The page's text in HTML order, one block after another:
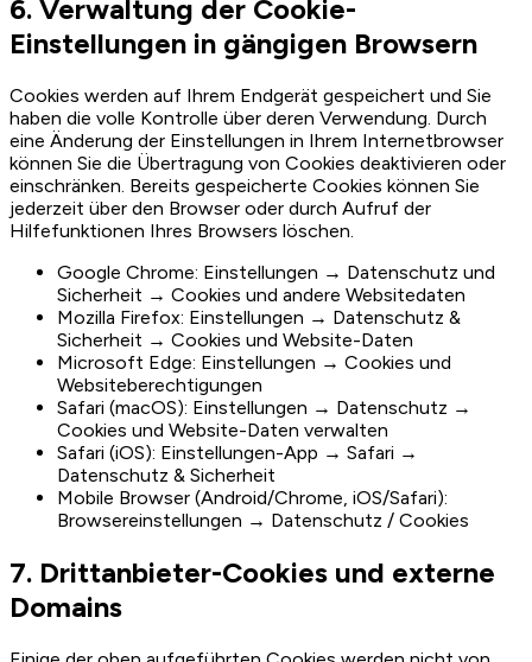
6. Verwaltung der Cookie-
Einstellungen in gängigen Browsern
Cookies werden auf Ihrem Endgerät gespeichert und Sie
haben die volle Kontrolle über deren Verwendung. Durch
eine Änderung der Einstellungen in Ihrem Internetbrowser
können Sie die Übertragung von Cookies deaktivieren oder
einschränken. Bereits gespeicherte Cookies können Sie
jederzeit über den Browser oder durch Aufruf der
Hilfefunktionen Ihres Browsers löschen.
Google Chrome: Einstellungen → Datenschutz und
Sicherheit → Cookies und andere Websitedaten
Mozilla Firefox: Einstellungen → Datenschutz &
Sicherheit → Cookies und Website-Daten
Microsoft Edge: Einstellungen → Cookies und
Websiteberechtigungen
Safari (macOS): Einstellungen → Datenschutz →
Cookies und Website-Daten verwalten
Safari (iOS): Einstellungen-App → Safari →
Datenschutz & Sicherheit
Mobile Browser (Android/Chrome, iOS/Safari):
Browsereinstellungen → Datenschutz / Cookies
7. Drittanbieter-Cookies und externe
Domains